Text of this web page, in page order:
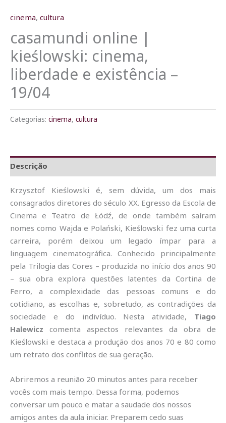
cinema, cultura
casamundi online |
kieślowski: cinema,
liberdade e existência –
19/04
Categorias: cinema, cultura
Descrição
Krzysztof Kieślowski é, sem dúvida, um dos mais
consagrados diretores do século XX. Egresso da Escola de
Cinema e Teatro de Łódź, de onde também saíram
nomes como Wajda e Polański, Kieślowski fez uma curta
carreira, porém deixou um legado ímpar para a
linguagem cinematográfica. Conhecido principalmente
pela Trilogia das Cores – produzida no início dos anos 90
– sua obra explora questões latentes da Cortina de
Ferro, a complexidade das pessoas comuns e do
cotidiano, as escolhas e, sobretudo, as contradições da
sociedade e do indivíduo. Nesta atividade, Tiago
Halewicz comenta aspectos relevantes da obra de
Kieślowski e destaca a produção dos anos 70 e 80 como
um retrato dos conflitos de sua geração.
Abriremos a reunião 20 minutos antes para receber
vocês com mais tempo. Dessa forma, podemos
conversar um pouco e matar a saudade dos nossos
amigos antes da aula iniciar. Preparem cedo suas